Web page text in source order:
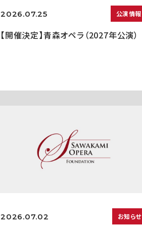
2026.07.25 公演情報
【開催決定】青森オペラ（2027年公演）
2026.07.02 お知らせ